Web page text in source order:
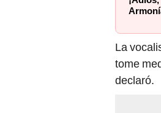
La
tome
declaró.